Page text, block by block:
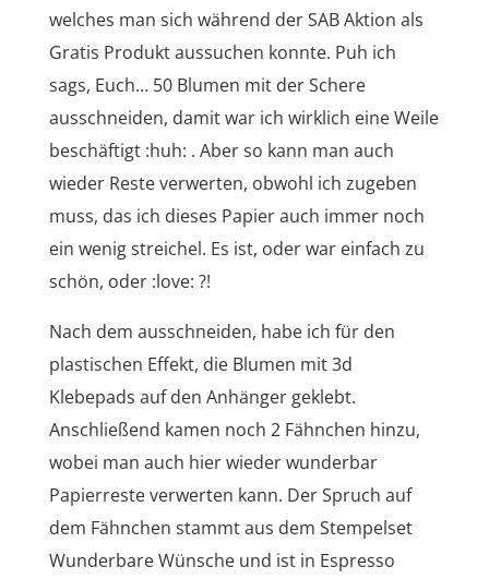
welches man sich während der SAB Aktion als
Gratis Produkt aussuchen konnte. Puh ich
sags, Euch… 50 Blumen mit der Schere
ausschneiden, damit war ich wirklich eine Weile
beschäftigt :huh: . Aber so kann man auch
wieder Reste verwerten, obwohl ich zugeben
muss, das ich dieses Papier auch immer noch
ein wenig streichel. Es ist, oder war einfach zu
schön, oder :love: ?!
Nach dem ausschneiden, habe ich für den
plastischen Effekt, die Blumen mit 3d
Klebepads auf den Anhänger geklebt.
Anschließend kamen noch 2 Fähnchen hinzu,
wobei man auch hier wieder wunderbar
Papierreste verwerten kann. Der Spruch auf
dem Fähnchen stammt aus dem Stempelset
Wunderbare Wünsche und ist in Espresso